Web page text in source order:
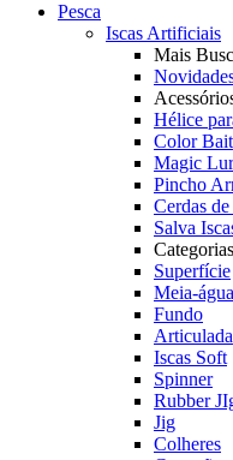
Pesca
Iscas Artificiais
Mais
Hélice
Color
Magic
Pincho
Cerdas
Salva
Categorias
Superfície
Meia-água
Fundo
Articulada
Iscas Soft
Spinner
Rubber
Jig
Colheres